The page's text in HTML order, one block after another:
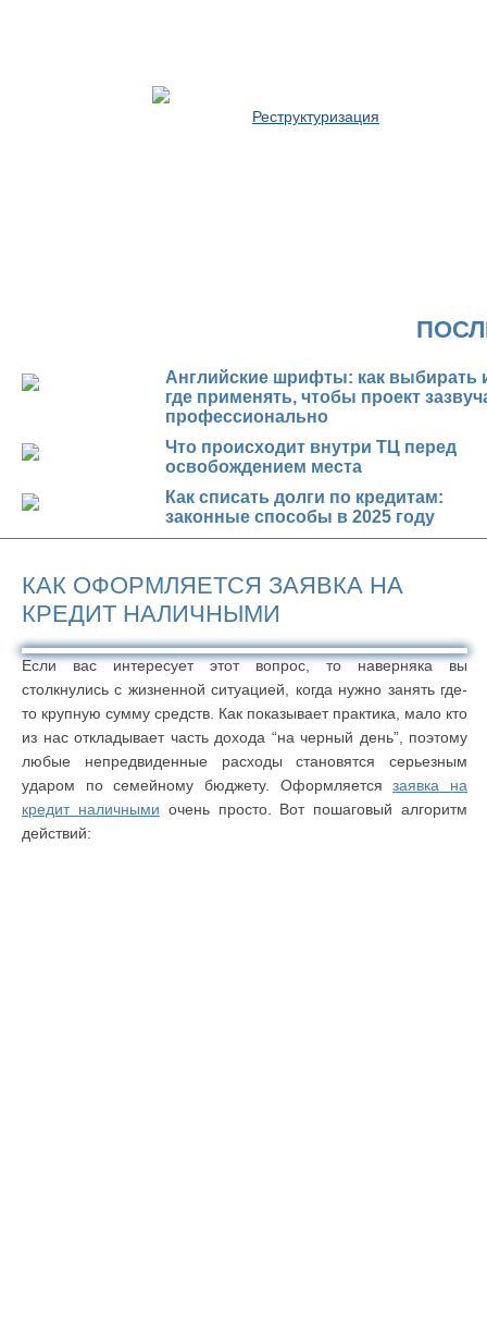
Реструктуризация
Английские шрифты: как выбирать
где применять, чтобы проект
профессионально
Что происходит внутри ТЦ перед
освобождением места
Как списать долги по кредитам:
законные способы в 2025 году
КАК ОФОРМЛЯЕТСЯ ЗАЯВКА НА
КРЕДИТ НАЛИЧНЫМИ
Если вас интересует этот вопрос, то наверняка вы
столкнулись с жизненной ситуацией, когда нужно занять где-
то крупную сумму средств. Как показывает практика, мало кто
из нас откладывает часть дохода “на черный день”, поэтому
любые непредвиденные расходы становятся серьезным
ударом по семейному бюджету. Оформляетсязаявка на
кредит наличными очень просто. Вот пошаговый алгоритм
действий: